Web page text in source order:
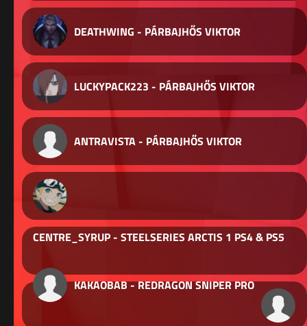
DEATHWING - PÁRBAJHŐS VIKTOR
LUCKYPACK223 - PÁRBAJHŐS VIKTOR
ANTRAVISTA - PÁRBAJHŐS VIKTOR
CENTRE_SYRUP - STEELSERIES ARCTIS 1 PS4 & PS5
KAKAOBAB - REDRAGON SNIPER PRO